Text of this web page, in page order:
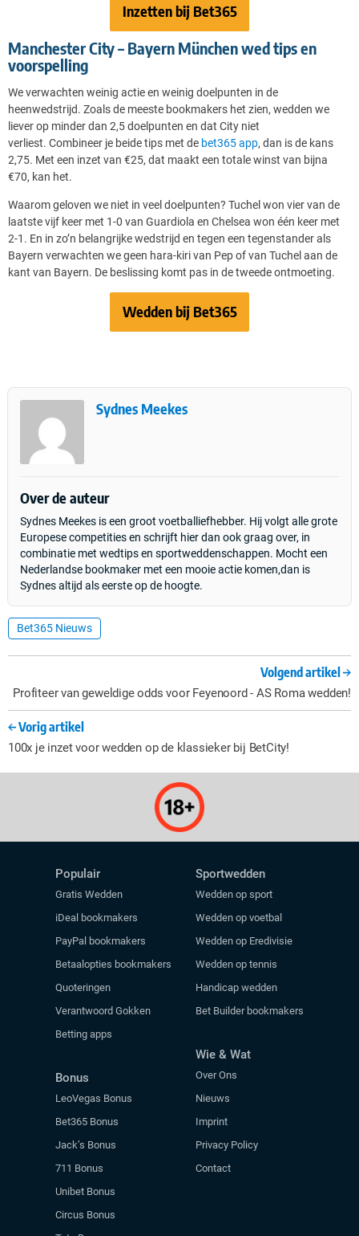
Inzetten bij Bet365
Manchester City – Bayern München wed tips en
voorspelling
We verwachten weinig actie en weinig doelpunten in de
heenwedstrijd. Zoals de meeste bookmakers het zien, wedden we
liever op minder dan 2,5 doelpunten en dat City niet
verliest. Combineer je beide tips met de bet365 app, dan is de kans
2,75. Met een inzet van €25, dat maakt een totale winst van bijna
€70, kan het.
Waarom geloven we niet in veel doelpunten? Tuchel won vier van de
laatste vijf keer met 1-0 van Guardiola en Chelsea won één keer met
2-1. En in zo’n belangrijke wedstrijd en tegen een tegenstander als
Bayern verwachten we geen hara-kiri van Pep of van Tuchel aan de
kant van Bayern. De beslissing komt pas in de tweede ontmoeting.
Wedden bij Bet365
Sydnes Meekes
Over de auteur
Sydnes Meekes is een groot voetballiefhebber. Hij volgt alle grote
Europese competities en schrijft hier dan ook graag over, in
combinatie met wedtips en sportweddenschappen. Mocht een
Nederlandse bookmaker met een mooie actie komen,dan is
Sydnes altijd als eerste op de hoogte.
Bet365 Nieuws
Volgend artikel
Profiteer van geweldige odds voor Feyenoord - AS Roma wedden!
Vorig artikel
100x je inzet voor wedden op de klassieker bij BetCity!
Populair
Gratis Wedden
iDeal bookmakers
PayPal bookmakers
Betaalopties bookmakers
Quoteringen
Verantwoord Gokken
Betting apps
Bonus
LeoVegas Bonus
Bet365 Bonus
Jack’s Bonus
711 Bonus
Unibet Bonus
Circus Bonus
Sportwedden
Wedden op sport
Wedden op voetbal
Wedden op Eredivisie
Wedden op tennis
Handicap wedden
Bet Builder bookmakers
Wie & Wat
Over Ons
Nieuws
Imprint
Privacy Policy
Contact